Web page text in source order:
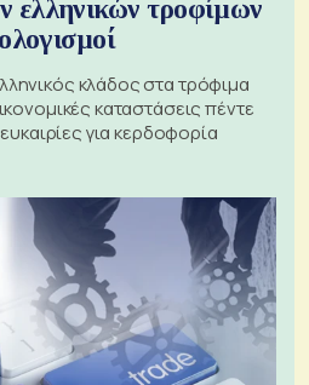
ελληνικών τροφίμων
κλάδος στα τρόφιμα
καταστάσεις πέντε
για κερδοφορία